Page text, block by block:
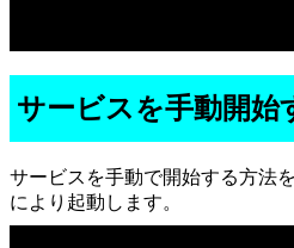
サービスを手動開始
サービスを手動で開始する方法
により起動します。